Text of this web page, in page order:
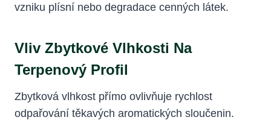
vzniku plísní nebo degradace cenných látek.
Vliv Zbytkové Vlhkosti Na
Terpenový Profil
Zbytková vlhkost přímo ovlivňuje rychlost
odpařování těkavých aromatických sloučenin.